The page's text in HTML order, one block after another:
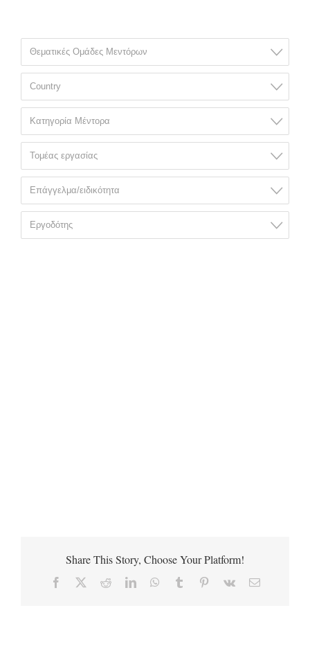
Θεματικές Ομάδες Μεντόρων
Country
Κατηγορία Μέντορα
Τομέας εργασίας
Επάγγελμα/ειδικότητα
Εργοδότης
Share This Story, Choose Your Platform!
Facebook RedditLinkedInWhatsApp
Tumblr Pinterest
Vk Email